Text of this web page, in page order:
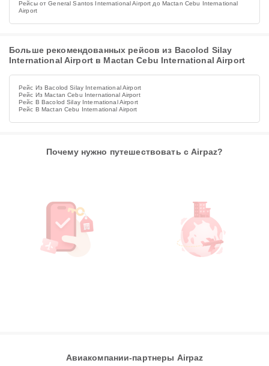
Рейсы от General Santos International Airport до Mactan Cebu International
Airport
Больше рекомендованных рейсов из Bacolod Silay
International Airport в Mactan Cebu International Airport
Рейс Из Bacolod Silay International Airport
Рейс Из Mactan Cebu International Airport
Рейс В Bacolod Silay International Airport
Рейс В Mactan Cebu International Airport
Почему нужно путешествовать с Airpaz?
Авиакомпании-партнеры Airpaz